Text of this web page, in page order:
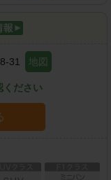
31 地図
ください